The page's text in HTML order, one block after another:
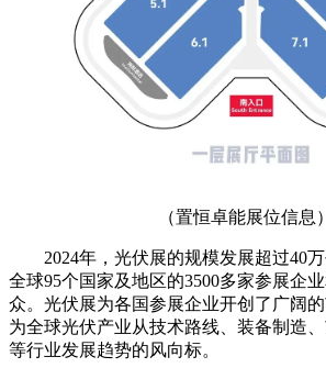
（置恒卓能展位信息）
2024年，光伏展的规模发展超过40万
全球95个国家及地区的3500多家参展企
众。光伏展为各国参展企业开创了广阔
为全球光伏产业从技术路线、装备制造
等行业发展趋势的风向标。